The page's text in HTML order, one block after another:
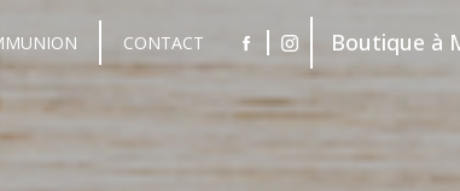
CONTACT Boutique à